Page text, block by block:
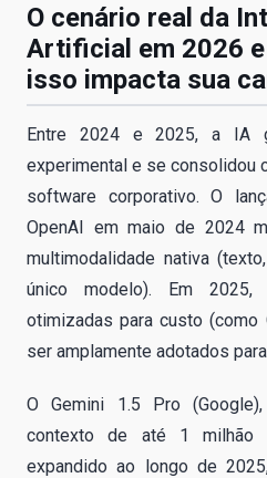
O cenário real da
Artificial em 2026
isso impacta sua
Entre 2024 e 2025, a IA
experimental e se consolidou
software corporativo. O
OpenAI em maio de 2024
multimodalidade nativa
único modelo). Em 2025,
otimizadas para custo (como
ser amplamente adotados
O Gemini 1.5 Pro
contexto de até 1
expandido ao longo de